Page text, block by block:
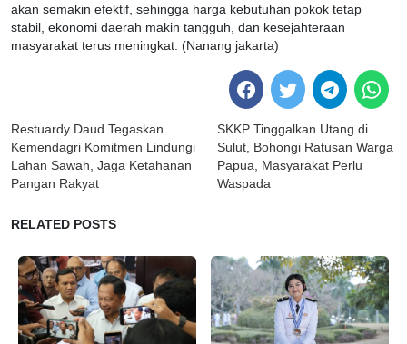
akan semakin efektif, sehingga harga kebutuhan pokok tetap
stabil, ekonomi daerah makin tangguh, dan kesejahteraan
masyarakat terus meningkat. (Nanang jakarta)
Post
navigation
Restuardy Daud Tegaskan
Kemendagri Komitmen Lindungi
Lahan Sawah, Jaga Ketahanan
Pangan Rakyat
SKKP Tinggalkan Utang di
Sulut, Bohongi Ratusan Warga
Papua, Masyarakat Perlu
Waspada
RELATED POSTS